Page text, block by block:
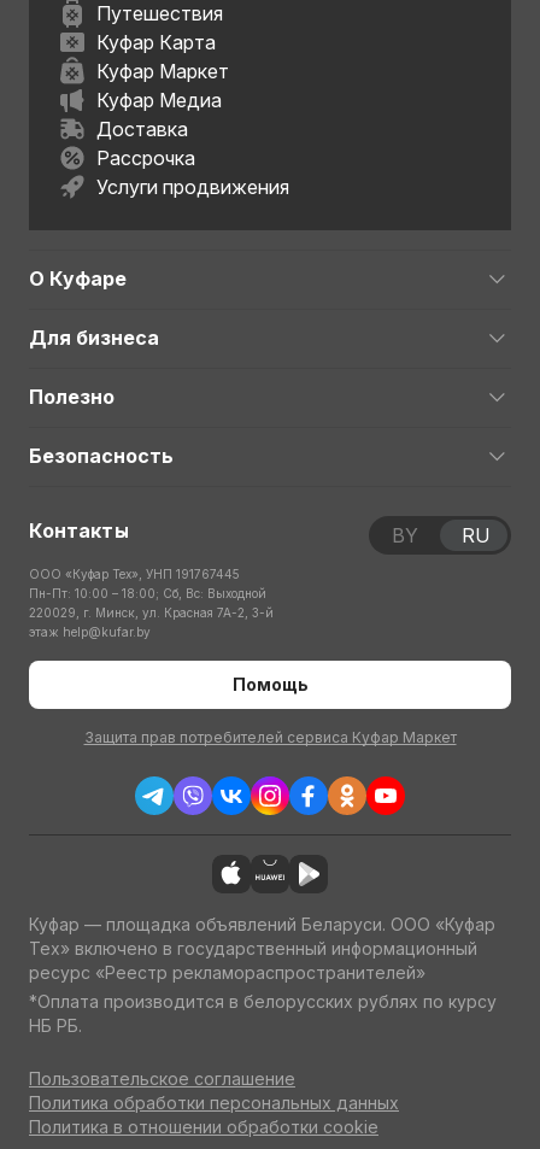
Путешествия
Куфар Карта
Куфар Маркет
Куфар Медиа
Доставка
Рассрочка
Услуги продвижения
О Куфаре
Для бизнеса
Полезно
Безопасность
Контакты
ООО «Куфар Тех», УНП 191767445
Пн-Пт: 10:00 – 18:00; Сб, Вс: Выходной
220029, г. Минск, ул. Красная 7А-2, 3-й
этаж help@kufar.by
Помощь
Защита прав потребителей сервиса Куфар Маркет
BY RU
Куфар — площадка объявлений Беларуси. ООО «Куфар
Тех» включено в государственный информационный
ресурс «Реестр рекламораспространителей»
*Оплата производится в белорусских рублях по курсу
НБ РБ.
Пользовательское соглашение
Политика обработки персональных данных
Политика в отношении обработки cookie